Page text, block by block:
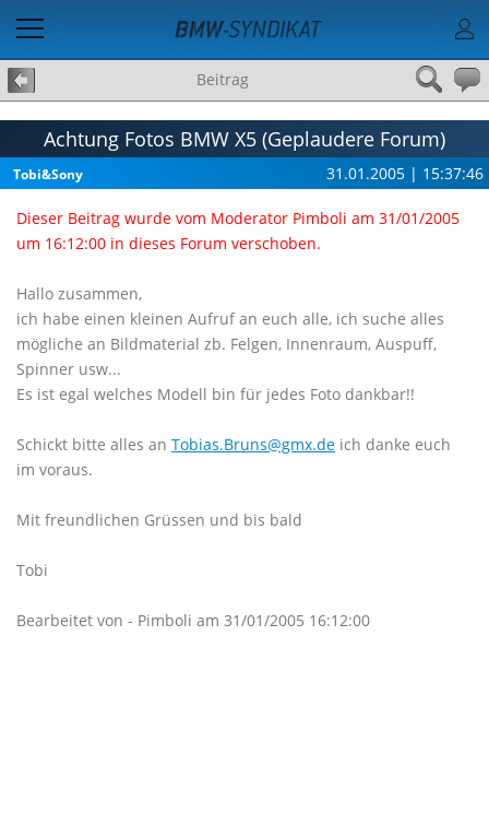
Beitrag
Achtung Fotos BMW X5 (Geplaudere Forum)
Tobi&Sony 31.01.2005 | 15:37:46
Dieser Beitrag wurde vom Moderator Pimboli am 31/01/2005
um 16:12:00 in dieses Forum verschoben.
Hallo zusammen,
ich habe einen kleinen Aufruf an euch alle, ich suche alles
mögliche an Bildmaterial zb. Felgen, Innenraum, Auspuff,
Spinner usw...
Es ist egal welches Modell bin für jedes Foto dankbar!!
Schickt bitte alles an Tobias.Bruns@gmx.de ich danke euch
im voraus.
Mit freundlichen Grüssen und bis bald
Tobi
Bearbeitet von - Pimboli am 31/01/2005 16:12:00